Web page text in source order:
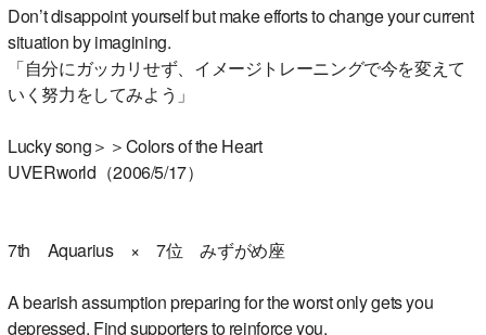
Don’t disappoint yourself but make efforts to change your current
situation by imagining.
「自分にガッカリせず、イメージトレーニングで今を変えて
いく努力をしてみよう」
Lucky song＞＞Colors of the Heart
UVERworld（2006/5/17）
7th Aquarius × 7位 みずがめ座
A bearish assumption preparing for the worst only gets you
depressed. Find supporters to reinforce you.